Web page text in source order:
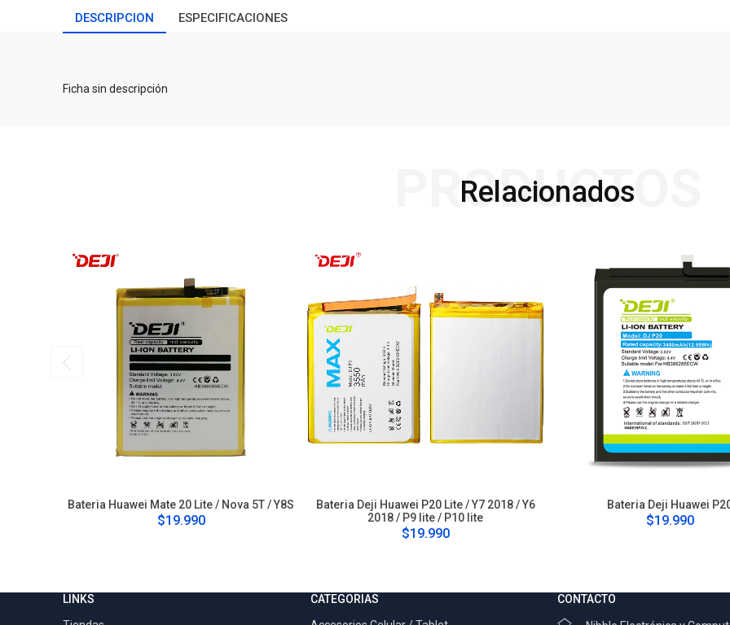
DESCRIPCION ESPECIFICACIONES
Ficha sin descripción
Relacionados
PRODUCTOS
Bateria Huawei Mate 20 Lite / Nova 5T / Y8S
$19.990
Bateria Deji Huawei P20 Lite / Y7 2018 / Y6
2018 / P9 lite / P10 lite
$19.990
Bateria Deji Huawei
$19.990
LINKS
CATEGORIAS
CONTACTO